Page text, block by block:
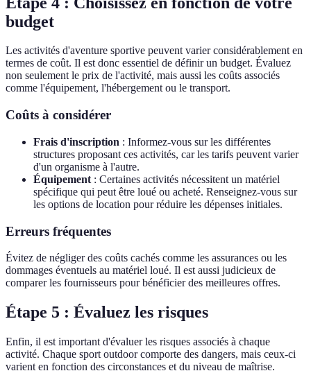
budget
Les activités d'aventure sportive peuvent varier considérablement en
termes de coût. Il est donc essentiel de définir un budget. Évaluez
non seulement le prix de l'activité, mais aussi les coûts associés
comme l'équipement, l'hébergement ou le transport.
Coûts à considérer
Frais d'inscription : Informez-vous sur les différentes
structures proposant ces activités, car les tarifs peuvent varier
d'un organisme à l'autre.
Équipement : Certaines activités nécessitent un matériel
spécifique qui peut être loué ou acheté. Renseignez-vous sur
les options de location pour réduire les dépenses initiales.
Erreurs fréquentes
Évitez de négliger des coûts cachés comme les assurances ou les
dommages éventuels au matériel loué. Il est aussi judicieux de
comparer les fournisseurs pour bénéficier des meilleures offres.
Étape 5 : Évaluez les risques
Enfin, il est important d'évaluer les risques associés à chaque
activité. Chaque sport outdoor comporte des dangers, mais ceux-ci
varient en fonction des circonstances et du niveau de maîtrise.